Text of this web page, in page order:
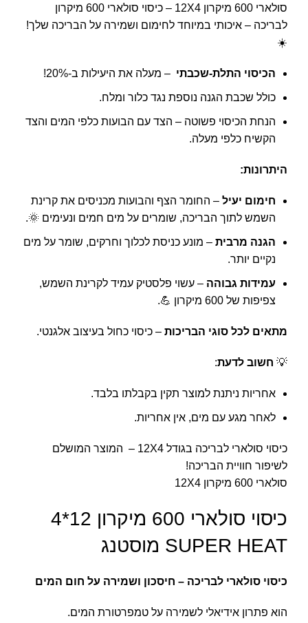
סולארי 600 מיקרון 12X4 – כיסוי סולארי 600 מיקרון
לבריכה – איכותי במיוחד לחימום ושמירה על הבריכה שלך!
☀️
הכיסוי התלת-שכבתי – מעלה את היעילות ב-20%!
כולל שכבת הגנה נוספת נגד כלור ומלח.
הנחת הכיסוי פשוטה – הצד עם הבועות כלפי המים והצד
הקשיח כלפי מעלה.
היתרונות:
חימום יעיל – החומר הצף והבועות מכניסים את קרינת
השמש לתוך הבריכה, שומרים על מים חמים ונעימים 🌞.
הגנה מרבית – מונע כניסת לכלוך וחרקים, שומר על מים
נקיים יותר.
עמידות גבוהה – עשוי פלסטיק עמיד לקרינת השמש,
צפיפות של 600 מיקרון 💪.
מתאים לכל סוגי הבריכות – כיסוי כחול בעיצוב אלגנטי.
💡 חשוב לדעת:
אחריות ניתנת למוצר תקין בקבלתו בלבד.
לאחר מגע עם מים, אין אחריות.
כיסוי סולארי
לבריכה בגודל 12X4 – המוצר המושלם
לשיפור חוויית הבריכה!
סולארי 600 מיקרון 12X4
כיסוי סולארי 600 מיקרון 12*4
SUPER HEAT מוסטנג
כיסוי סולארי לבריכה – חיסכון ושמירה על חום המים
הוא פתרון אידיאלי לשמירה על טמפרטורת המים.